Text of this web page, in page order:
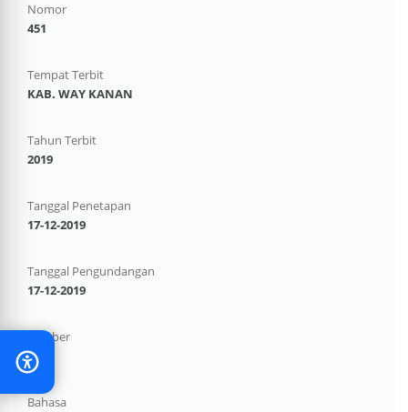
Nomor
451
Tempat Terbit
KAB. WAY KANAN
Tahun Terbit
2019
Tanggal Penetapan
17-12-2019
Tanggal Pengundangan
17-12-2019
Sumber
-
Bahasa